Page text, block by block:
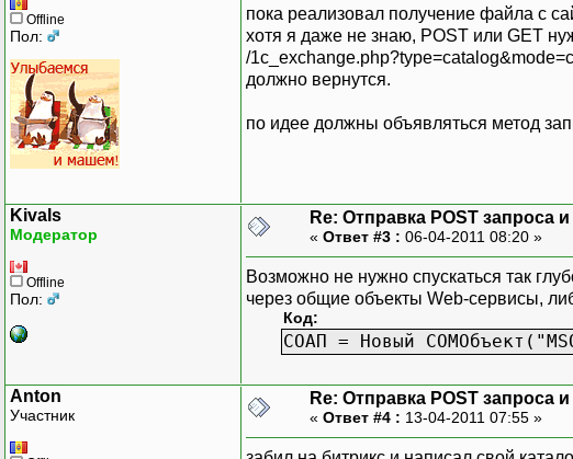
Offline
Пол:
пока реализовал получение файла с
хотя я даже не знаю, POST или GET
/
должно вернутся.
по идее должны объявляться метод
Kivals
Модератор
Offline
Пол:
Re: Отправка POST запроса
« Ответ #3 : 06-04-2011 08:20 »
Возможно не нужно спускаться так
через общие объекты Web-сервисы,
Код:
СОАП = Новый
Anton
Участник
Re: Отправка POST запроса
« Ответ #4 : 13-04-2011 07:55 »